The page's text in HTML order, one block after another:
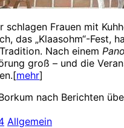
schlagen Frauen mit
das „Klaasohm“-Fest,
Nach einem
groß – und die
mehr]
nach Berichten
Allgemein